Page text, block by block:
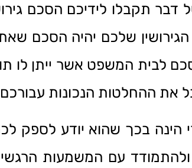
תקבלו לידיכם הסכם
שלכם יהיה הסכם
לבית המשפט אשר ייתן לו
את ההחלטות הנכונות
הינה בכך שהוא יודע לספק
עם המשמעות